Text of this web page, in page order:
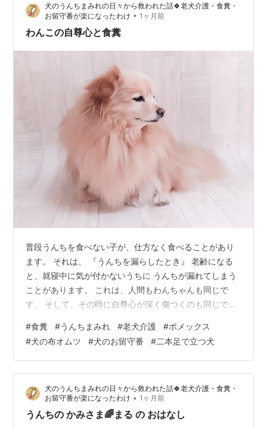
で仕方ありません😊 お留守番パンツ（老犬介護、お留守
番、食糞対策、シニア犬…
犬のうんちまみれの日々から救われた話🍀老犬介護・食糞・
お留守番が楽になったわけ • 1ヶ月前
わんこの自尊心と食糞
普段うんちを食べない子が、仕方なく食べることがあり
ます。 それは、 『うんちを漏らしたとき』 老齢になる
と、就寝中に気が付かないうちに うんちが漏れてしまう
ことがあります。 これは、人間もわんちゃんも同じで
す。 そして、その時に自尊心が深く傷つくのも同じで
を隠すために、 普段は決して食べないうんちを食べてし
まうことがあります。 ・漏らしたことを知られたくない
・家族を悲しませたくない ・哀れみを向けられたくない
家族が大好きだからこそ、 「愛される自慢の子のままで
いたい」と切に願います。 就寝中にうんちが漏れてしま
う愛犬と暮らすお客様から、 …
#食糞 #うんちまみれ #老犬介護 #ポメックス
#犬の布オムツ #犬のお留守番 #二本足で立つ犬
犬のうんちまみれの日々から救われた話🍀老犬介護・食糞・
お留守番が楽になったわけ • 1ヶ月前
うんちの かみさま🌈まる の おはなし